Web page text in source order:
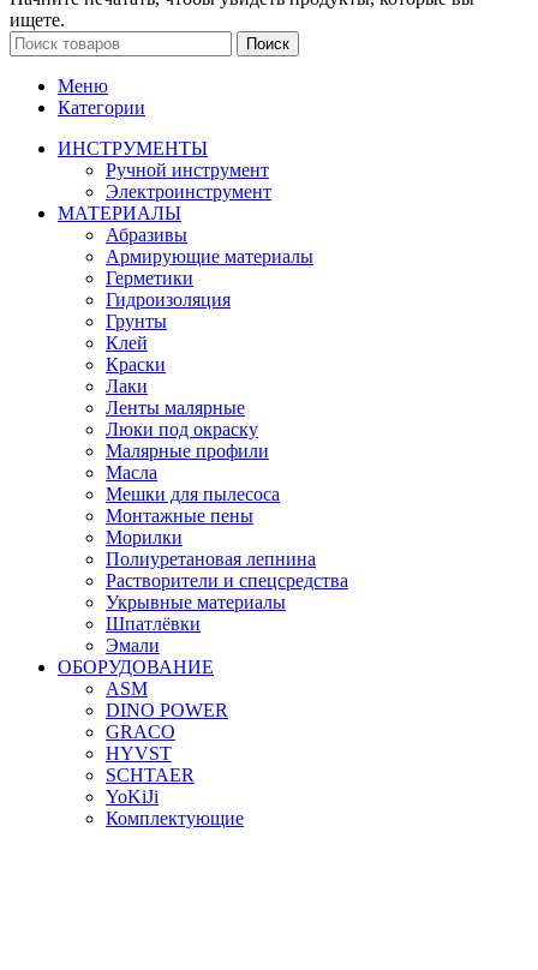
ищете.
Поиск
Меню
Категории
ИНСТРУМЕНТЫ
Ручной инструмент
Электроинструмент
МАТЕРИАЛЫ
Абразивы
Армирующие материалы
Герметики
Гидроизоляция
Грунты
Клей
Краски
Лаки
Ленты малярные
Люки под окраску
Малярные профили
Масла
Мешки для пылесоса
Монтажные пены
Морилки
Полиуретановая лепнина
Растворители и спецсредства
Укрывные материалы
Шпатлёвки
Эмали
ОБОРУДОВАНИЕ
ASM
DINO POWER
GRACO
HYVST
SCHTAER
YoKiJi
Комплектующие